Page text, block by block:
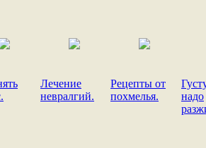
Лечение
невралгий.
Рецепты от
похмелья.
надо